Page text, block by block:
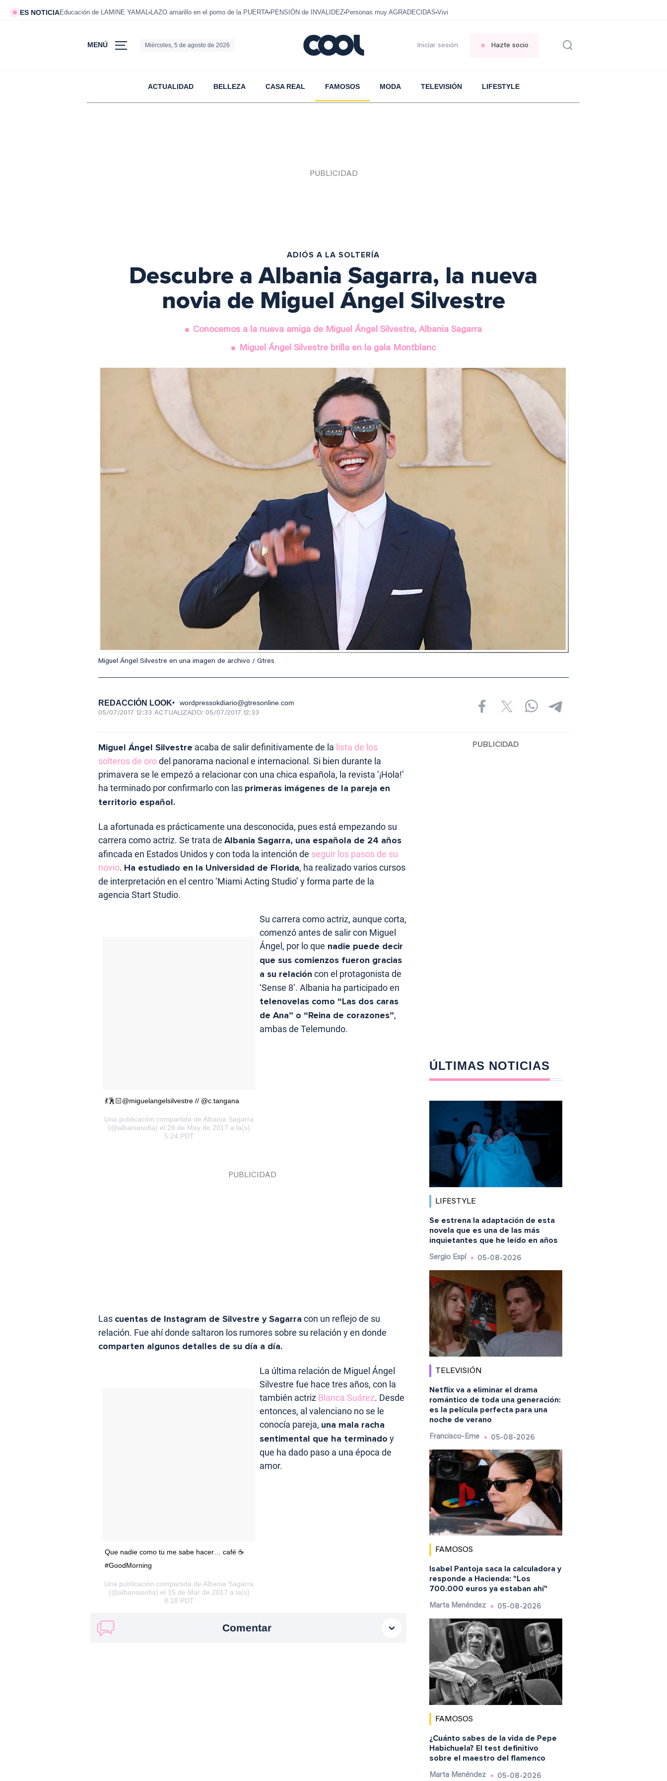
ES NOTICIAEducación de LAMINE YAMAL LAZO amarillo en el pomo de la PUERTA PENSIÓN de INVALIDEZ Personas muy AGRADECIDAS Vivir GRATIS en una ISLA en GRECIA
MENÚ Miércoles, 5 de agosto de 2026 Iniciar sesión Hazte socio
ACTUALIDAD BELLEZA CASA REAL FAMOSOS MODA TELEVISIÓN LIFESTYLE
ADIÓS A LA SOLTERÍA
Descubre a Albania Sagarra, la nueva
novia de Miguel Ángel Silvestre
Conocemos a la nueva amiga de Miguel Ángel Silvestre, Albania Sagarra
Miguel Ángel Silvestre brilla en la gala Montblanc
Miguel Ángel Silvestre en una imagen de archivo / Gtres
REDACCIÓN LOOK wordpressokdiario@gtresonline.com
05/07/2017 12:33 ACTUALIZADO: 05/07/2017 12:33
Miguel Ángel Silvestre acaba de salir definitivamente de la lista de los
solteros de orodel panorama nacional e internacional. Si bien durante la
primavera se le empezó a relacionar con una chica española, la revista ‘¡Hola!’
ha terminado por confirmarlo con las primeras imágenes de la pareja en
territorio español.
La afortunada es prácticamente una desconocida, pues está empezando su
carrera como actriz. Se trata de Albania Sagarra, una española de 24 años
afincada en Estados Unidos y con toda la intención de seguir los pasos de su
novio. Ha estudiado en la Universidad de Florida, ha realizado varios cursos
de interpretación en el centro ‘Miami Acting Studio’ y forma parte de la
agencia Start Studio.
💃🕺🏻@miguelangelsilvestre // @c.tangana
Una publicación compartida de Albania Sagarra
(@albaniasofia) el 28 de May de 2017 a la(s)
5:24 PDT
Su carrera como actriz, aunque corta,
comenzó antes de salir con Miguel
Ángel, por lo que nadie puede decir
que sus comienzos fueron gracias
a su relación con el protagonista de
‘Sense 8’. Albania ha participado en
telenovelas como “Las dos caras
de Ana” o “Reina de corazones”,
ambas de Telemundo.
Las cuentas de Instagram de Silvestre y Sagarra con un reflejo de su
relación. Fue ahí donde saltaron los rumores sobre su relación y en donde
comparten algunos detalles de su día a día.
Que nadie como tu me sabe hacer… café ☕️
#GoodMorning
Una publicación compartida de Albania Sagarra
(@albaniasofia) el 15 de Mar de 2017 a la(s)
8:18 PDT
La última relación de Miguel Ángel
Silvestre fue hace tres años, con la
también actriz Blanca Suárez. Desde
entonces, al valenciano no se le
conocía pareja, una mala racha
sentimental que ha terminado y
que ha dado paso a una época de
amor.
Comentar
ÚLTIMAS NOTICIAS
LIFESTYLE
Se estrena la adaptación de esta
novela que es una de las más
inquietantes que he leído en años
Sergio Espí 05-08-2026
TELEVISIÓN
Netflix va a eliminar el drama
romántico de toda una generación:
es la película perfecta para una
noche de verano
Francisco-Eme 05-08-2026
FAMOSOS
Isabel Pantoja saca la calculadora y
responde a Hacienda: "Los
700.000 euros ya estaban ahí"
Marta Menéndez 05-08-2026
FAMOSOS
¿Cuánto sabes de la vida de Pepe
Habichuela? El test definitivo
sobre el maestro del flamenco
Marta Menéndez 05-08-2026